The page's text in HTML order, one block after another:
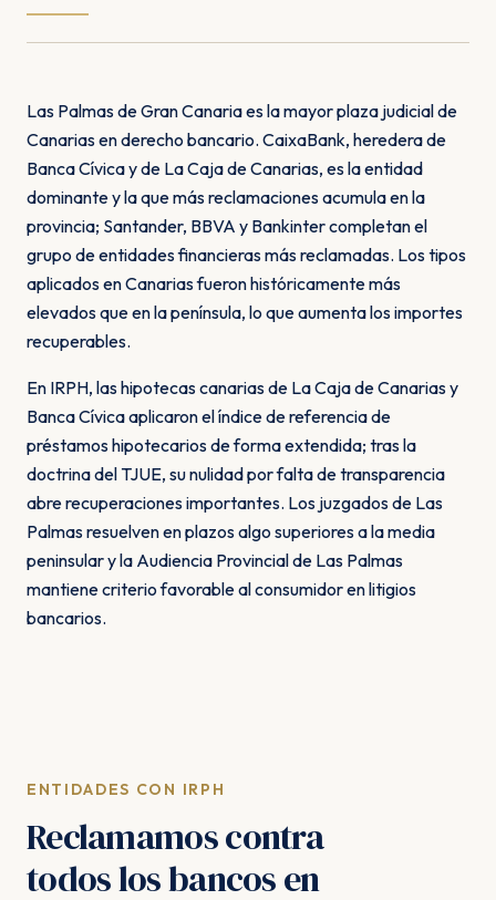
Las Palmas de Gran Canaria es la mayor plaza judicial de
Canarias en derecho bancario. CaixaBank, heredera de
Banca Cívica y de La Caja de Canarias, es la entidad
dominante y la que más reclamaciones acumula en la
provincia; Santander, BBVA y Bankinter completan el
grupo de entidades financieras más reclamadas. Los tipos
aplicados en Canarias fueron históricamente más
elevados que en la península, lo que aumenta los importes
recuperables.
En IRPH, las hipotecas canarias de La Caja de Canarias y
Banca Cívica aplicaron el índice de referencia de
préstamos hipotecarios de forma extendida; tras la
doctrina del TJUE, su nulidad por falta de transparencia
abre recuperaciones importantes. Los juzgados de Las
Palmas resuelven en plazos algo superiores a la media
peninsular y la Audiencia Provincial de Las Palmas
mantiene criterio favorable al consumidor en litigios
bancarios.
ENTIDADES CON IRPH
Reclamamos contra
todos los bancos en